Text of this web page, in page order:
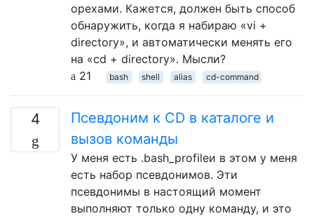
орехами. Кажется, должен быть способ
обнаружить, когда я набираю «vi +
directory», и автоматически менять его
на «cd + directory». Мысли?
21
bash shell alias cd-command
4
Псевдоним к CD в каталоге и
вызов команды
У меня есть .bash_profileи в этом у меня
есть набор псевдонимов. Эти
псевдонимы в настоящий момент
выполняют только одну команду, и это